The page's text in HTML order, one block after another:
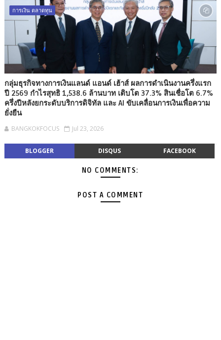
การเงิน ตลาดทุน
กลุ่มธุรกิจทางการเงินแลนด์ แอนด์ เฮ้าส์ ผลการดำเนินงานครึ่งแรก
ปี 2569 กำไรสุทธิ 1,538.6 ล้านบาท เติบโต 37.3% สินเชื่อโต 6.7%
ครึ่งปีหลังยกระดับบริการดิจิทัล และ AI ขับเคลื่อนการเงินเพื่อความ
ยั่งยืน
BANGKOKFOCUS Jul 23, 2026
BLOGGER DISQUS FACEBOOK
NO COMMENTS:
POST A COMMENT